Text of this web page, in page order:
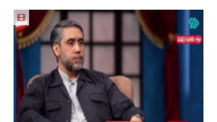
کارمزد!
طبیعی!
ویزیت
رایگان+پرداخت
اقساطی😍
پرسشنامه و
دریافت راه
حل